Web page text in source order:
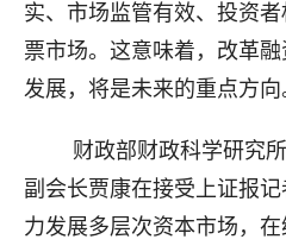
实、市场监管有效、投资
票市场。这意味着，改革
发展，将是未来的重点方向
财政部财政科学研究所
副会长贾康在接受上证报
力发展多层次资本市场，